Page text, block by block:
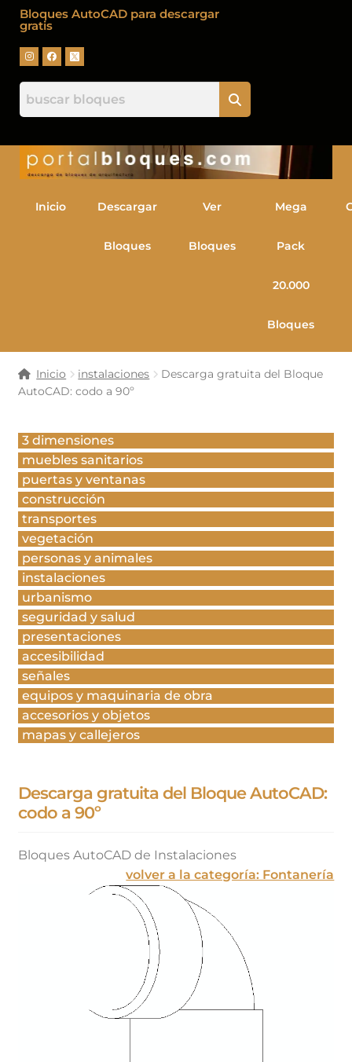
Bloques AutoCAD para descargar
gratis
Inicio Descargar
Bloques
Ver
Bloques
Mega
Pack
20.000
Bloques
Inicio instalaciones
Descarga gratuita del Bloque
AutoCAD: codo a 90º
Descarga gratuita del Bloque AutoCAD:
codo a 90º
Bloques AutoCAD de Instalaciones
volver a la categoría: Fontanería
3 dimensiones
muebles sanitarios
puertas y ventanas
construcción
transportes
vegetación
personas y animales
instalaciones
urbanismo
seguridad y salud
presentaciones
accesibilidad
señales
equipos y maquinaria de obra
accesorios y objetos
mapas y callejeros